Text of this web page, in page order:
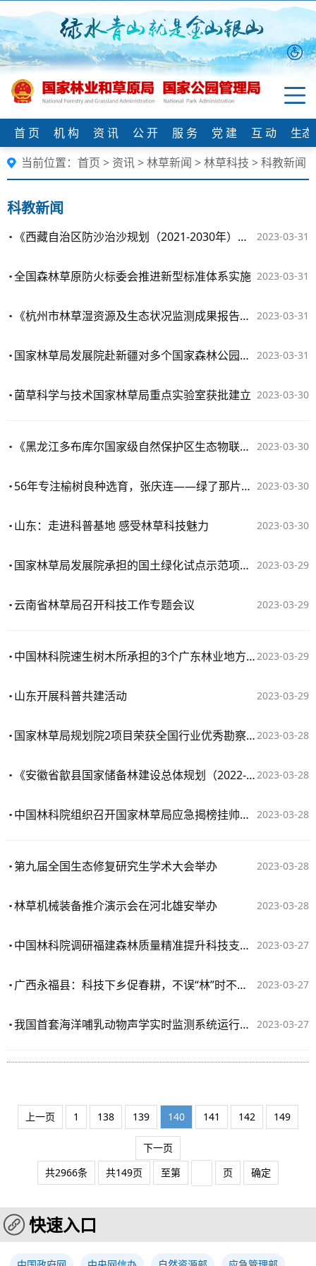
首 页 机 构 资 讯 公 开 服 务 党 建 互 动
生
当前位置： 首页 > 资讯>林草新闻 >林草科技 >科教新闻
科教新闻
2023-03-31
《西藏自治区防沙治沙规划（2021-2030年）》通过专家评审
2023-03-31
全国森林草原防火标委会推进新型标准体系实施
2023-03-31
​《杭州市林草湿资源及生态状况监测成果报告（2022年度）》通过专家评审
2023-03-31
国家林草局发展院赴新疆对多个国家森林公园总体规划进行中期汇报
2023-03-30
​菌草科学与技术国家林草局重点实验室获批建立
2023-03-30
《黑龙江多布库尔国家级自然保护区生态物联网感知系统项目设计方案》通过专家评审
2023-03-30
56年专注榆树良种选育，张庆连——绿了那片黄土地
2023-03-30
山东：走进科普基地 感受林草科技魅力
2023-03-29
国家林草局发展院承担的国土绿化试点示范项目通过竞争性评审
2023-03-29
云南省林草局召开科技工作专题会议
2023-03-29
中国林科院速生树木所承担的3个广东林业地方标准通过审定
2023-03-29
山东开展科普共建活动
2023-03-28
国家林草局规划院2项目荣获全国行业优秀勘察设计奖
2023-03-28
​《安徽省歙县国家储备林建设总体规划（2022-2035年）》 通过专家评审
2023-03-28
中国林科院组织召开国家林草局应急揭榜挂帅项目“草种优良品种选育”2022年度执行情况汇报会
2023-03-28
第九届全国生态修复研究生学术大会举办
2023-03-28
林草机械装备推介演示会在河北雄安举办
2023-03-27
中国林科院调研福建森林质量精准提升科技支撑情况
2023-03-27
广西永福县：科技下乡促春耕，不误“林”时不负春
2023-03-27
我国首套海洋哺乳动物声学实时监测系统运行良好
上一页 1 138 139 140 141 142 149
下一页
共2966条
共149页 至第 页 确定
快速入口